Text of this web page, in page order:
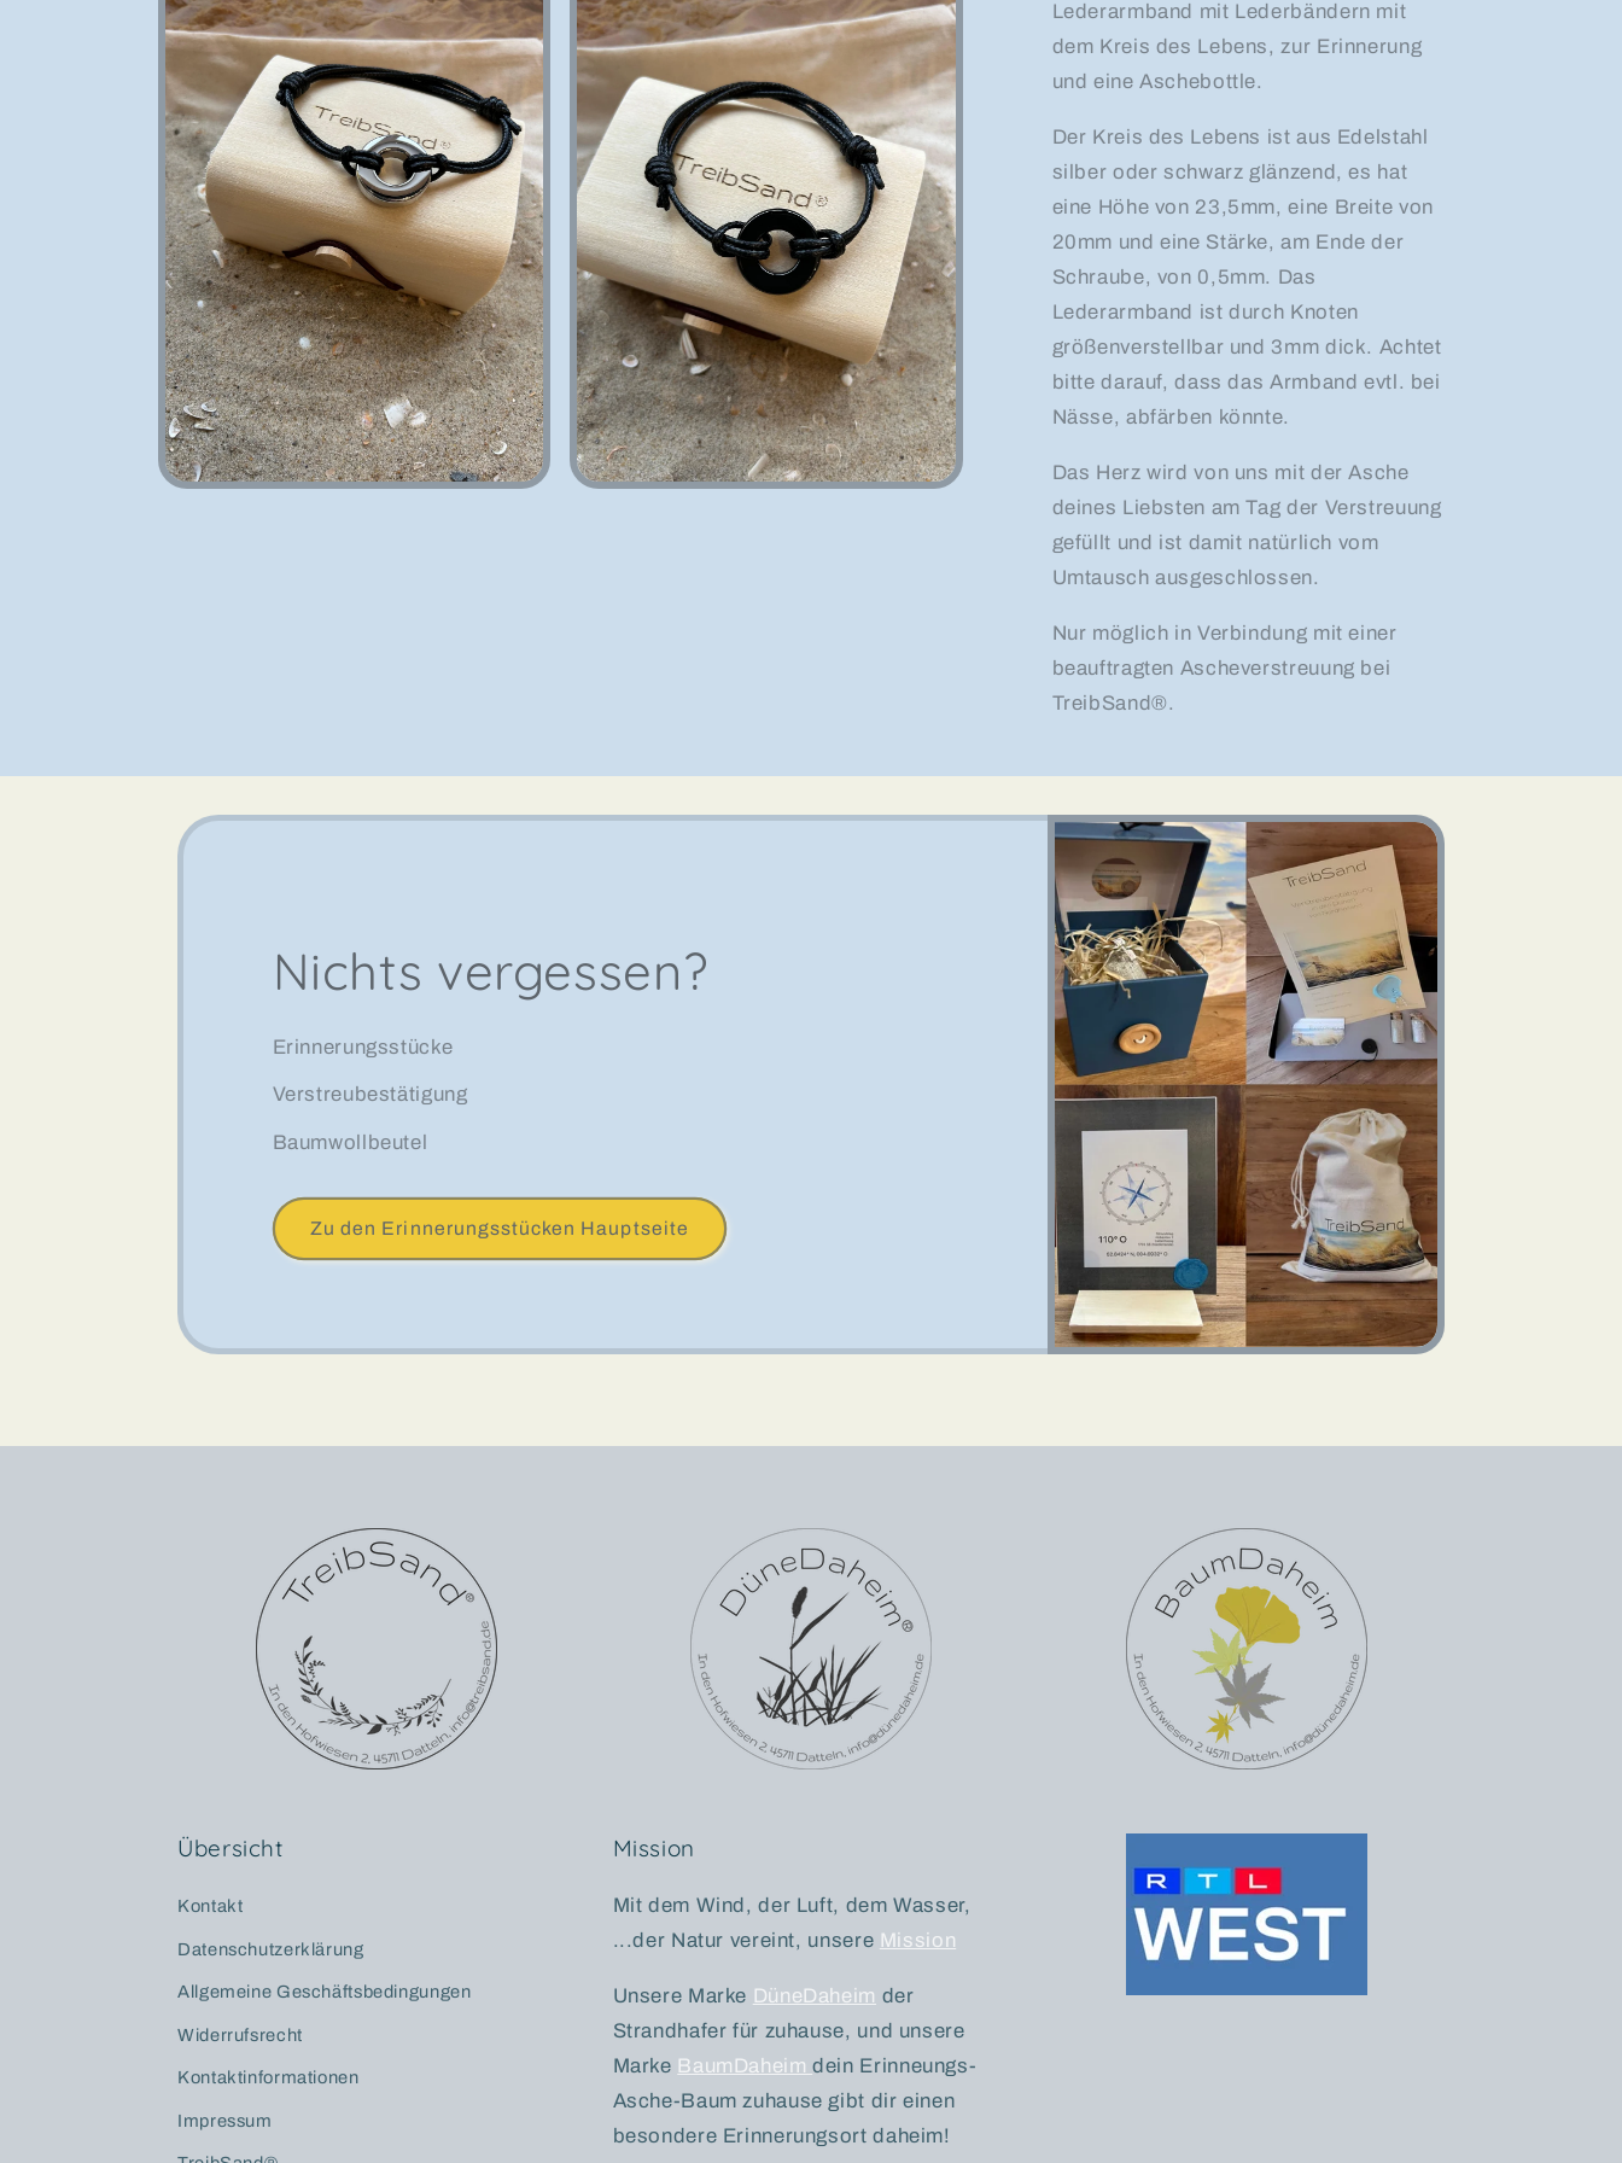
Medien 2 in Modal öffnen Medien 3 in Modal öffnen
Lederarmband mit Lederbändern mit
dem Kreis des Lebens, zur Erinnerung
und eine Aschebottle.
Der Kreis des Lebens ist aus Edelstahl
silber oder schwarz glänzend, es hat
eine Höhe von 23,5mm, eine Breite von
20mm und eine Stärke, am Ende der
Schraube, von 0,5mm. Das
Lederarmband ist durch Knoten
größenverstellbar und 3mm dick. Achtet
bitte darauf, dass das Armband evtl. bei
Nässe, abfärben könnte.
Das Herz wird von uns mit der Asche
deines Liebsten am Tag der Verstreuung
gefüllt und ist damit natürlich vom
Umtausch ausgeschlossen.
Nur möglich in Verbindung mit einer
beauftragten Ascheverstreuung bei
TreibSand®.
Nichts vergessen?
Erinnerungsstücke
Verstreubestätigung
Baumwollbeutel
Zu den Erinnerungsstücken Hauptseite
Übersicht
Kontakt
Datenschutzerklärung
Allgemeine Geschäftsbedingungen
Widerrufsrecht
Kontaktinformationen
Impressum
Mission
Mit dem Wind, der Luft, dem Wasser,
...der Natur vereint, unsere Mission
Unsere Marke DüneDaheim der
Strandhafer für zuhause, und unsere
Marke BaumDaheimdein Erinneungs-
Asche-Baum zuhause gibt dir einen
besondere Erinnerungsort daheim!